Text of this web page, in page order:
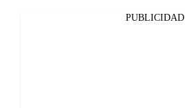
PUBLICIDAD